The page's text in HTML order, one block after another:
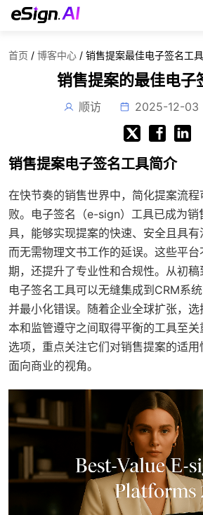
首页 / 博客中心 / 销售提案最佳电子签名工具
销售提案的最佳电子
顺访 2025-12-03
销售提案电子签名工具简介
在快节奏的销售世界中，简化提案流
败。电子签名（e-sign）工具已成为销
具，能够实现提案的快速、安全且具有
而无需物理文书工作的延误。这些平台
期，还提升了专业性和合规性。从初
电子签名工具可以无缝集成到CRM系统
并最小化错误。随着企业全球扩张，
本和监管遵守之间取得平衡的工具至
选项，重点关注它们对销售提案的适用
面向商业的视角。